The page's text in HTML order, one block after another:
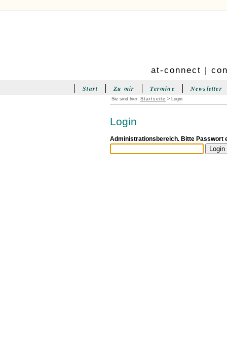
at-connect |
Start Zu mir Termine Newsletter
Sie sind hier: Startseite > Login
Login
Administrationsbereich. Bitte Passwort